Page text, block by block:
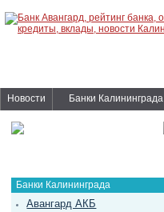
Новости Банки Калининграда
Банки Калининграда
Авангард АКБ